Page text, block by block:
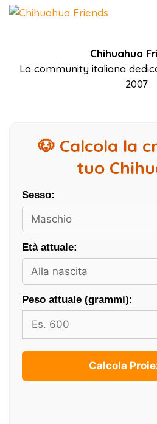
Chihuahua
La community italiana
2007
🐶 Calcola la
tuo
Sesso:
Età attuale:
Peso attuale (grammi):
Calcola